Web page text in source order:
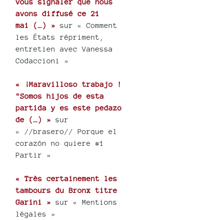
vous signaler que nous
avons diffusé ce 21
mai (…) » sur « Comment
les États répriment,
entretien avec Vanessa
Codaccioni »
« ¡Maravilloso trabajo !
"Somos hijos de esta
partida y es este pedazo
de (…) » sur
« //brasero// Porque el
corazón no quiere #1
Partir »
« Très certainement les
tambours du Bronx titre
Garini » sur « Mentions
légales »